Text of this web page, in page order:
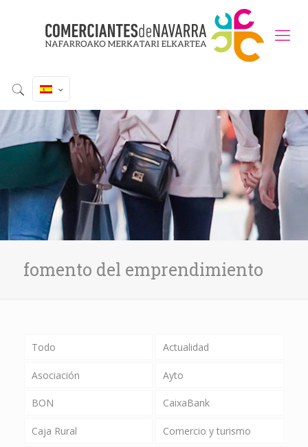
fomento del emprendimiento
Todo Actualidad
Asociación Ayto
BON CaixaBank
Caja Rural Comercio y turismo